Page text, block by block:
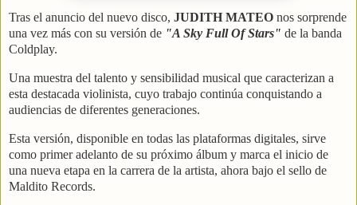
Tras el anuncio del nuevo disco, JUDITH MATEO nos sorprende
una vez más con su versión de "A Sky Full Of Stars" de la banda
Coldplay.
Una muestra del talento y sensibilidad musical que caracterizan a
esta destacada violinista, cuyo trabajo continúa conquistando a
audiencias de diferentes generaciones.
Esta versión, disponible en todas las plataformas digitales, sirve
como primer adelanto de su próximo álbum y marca el inicio de
una nueva etapa en la carrera de la artista, ahora bajo el sello de
Maldito Records.